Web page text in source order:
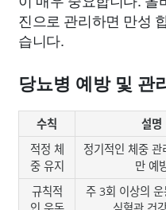
진으로 관리하면 만성
습니다.
당뇨병 예방 및 관
수칙 설명
적정 체
중 유지
정기적인 체중 관
만 예
규칙적
주 3회 이상의